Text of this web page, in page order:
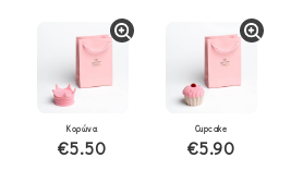
Κορώνα
€5.50
Cupcake
€5.90